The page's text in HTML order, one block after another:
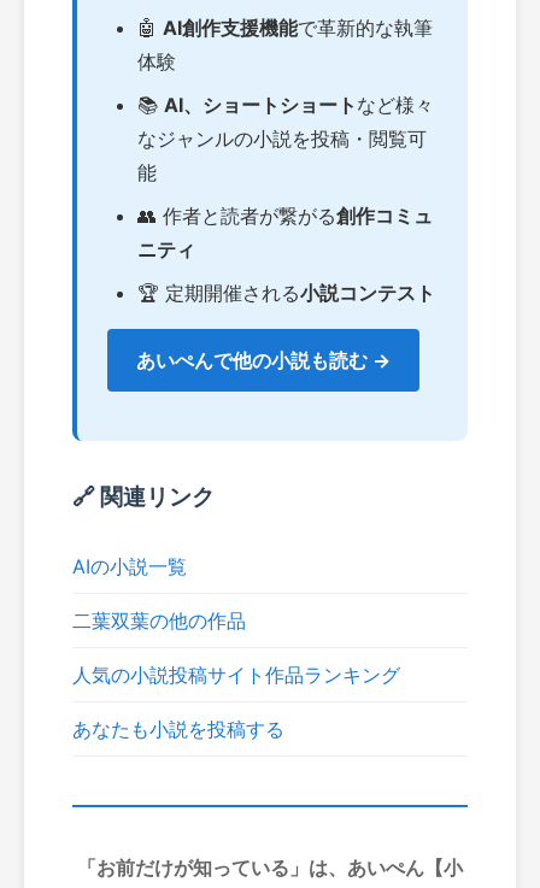
🤖 AI創作支援機能で革新的な執筆
体験
📚 AI、ショートショート など様々
なジャンルの小説を投稿・閲覧可
能
👥 作者と読者が繋がる創作コミュ
ニティ
🏆 定期開催される小説コンテスト
あいぺんで他の小説も読む →
🔗 関連リンク
AIの小説一覧
二葉双葉の他の作品
人気の小説投稿サイト作品ランキング
あなたも小説を投稿する
「お前だけが知っている」は、あいぺん【小